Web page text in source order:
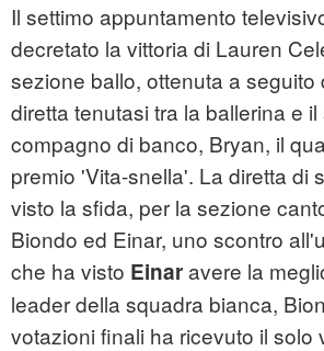
Il settimo appuntamento
decretato la vittoria di Lauren
sezione ballo, ottenuta a seguito
diretta tenutasi tra la ballerina e
compagno di banco, Bryan, il
premio 'Vita-snella'. La diretta di
visto la sfida, per la sezione
Biondo ed Einar, uno scontro
che ha visto Einaravere la
leader della squadra bianca,
votazioni finali ha ricevuto il solo